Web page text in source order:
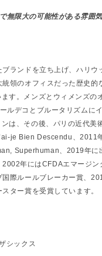
無限大の可能性がある雰囲
ラ ンドを立ち上げ、 ハリウ
統領のオフィスだった歴史的
す 。メンズとウィメンズの
ルデコとブルータリズムに
は、その後、 パリの近代美
je Bien Descendu、2011
Superhuman、2019年
2002年にはCFDAエマージン
際ルールブレーカー賞、
ター賞を受賞しています。
シックス